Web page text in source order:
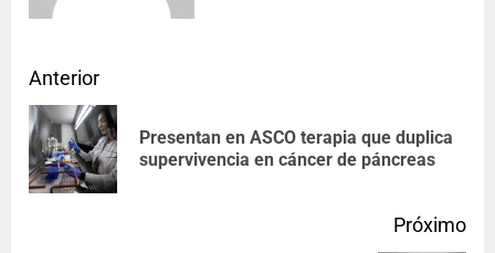
Anterior
Presentan en ASCO terapia que duplica
supervivencia en cáncer de páncreas
Próximo